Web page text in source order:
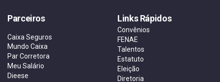
Parceiros
Caixa Seguros
Mundo Caixa
Par Corretora
Meu Salário
Dieese
Links Rápidos
Convênios
FENAE
Talentos
Estatuto
Eleição
Diretoria